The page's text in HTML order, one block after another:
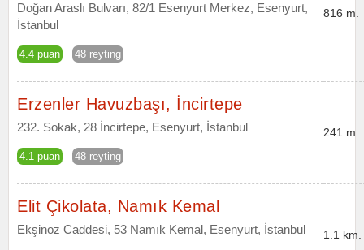
Doğan Araslı Bulvarı, 82/1 Esenyurt Merkez, Esenyurt,
İstanbul
4.4 puan 48 reyting
816 m.
Erzenler Havuzbaşı, İncirtepe
232. Sokak, 28 İncirtepe, Esenyurt, İstanbul
4.1 puan 48 reyting
241 m.
Elit Çikolata, Namık Kemal
Ekşinoz Caddesi, 53 Namık Kemal, Esenyurt, İstanbul 1.1 km.